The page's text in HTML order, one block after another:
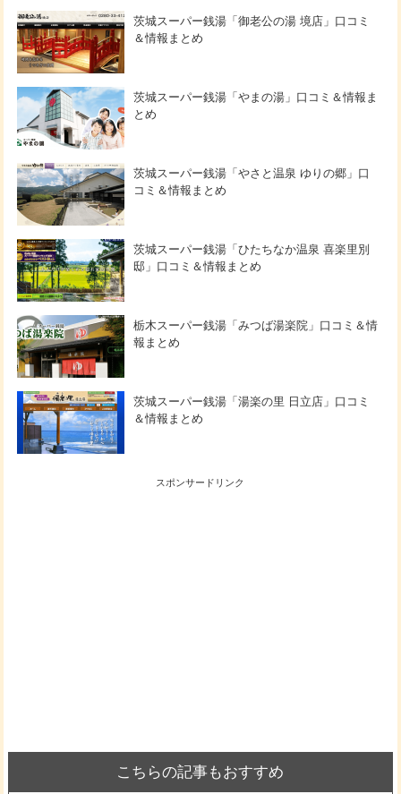
茨城スーパー銭湯「御老公の湯 境店」口コミ
＆情報まとめ
茨城スーパー銭湯「やまの湯」口コミ＆情報ま
とめ
茨城スーパー銭湯「やさと温泉 ゆりの郷」口
コミ＆情報まとめ
茨城スーパー銭湯「ひたちなか温泉 喜楽里別
邸」口コミ＆情報まとめ
栃木スーパー銭湯「みつば湯楽院」口コミ＆情
報まとめ
茨城スーパー銭湯「湯楽の里 日立店」口コミ
＆情報まとめ
スポンサードリンク
こちらの記事もおすすめ